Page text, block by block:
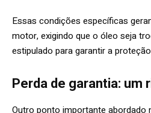
Essas condições específicas
motor, exigindo que o óleo seja
estipulado para garantir a
Perda de garantia: um
Outro ponto importante abordado